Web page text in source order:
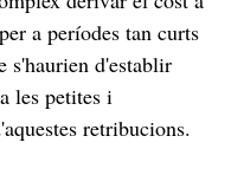
a períodes tan curts
s'haurien d'establir
les petites i
retribucions.